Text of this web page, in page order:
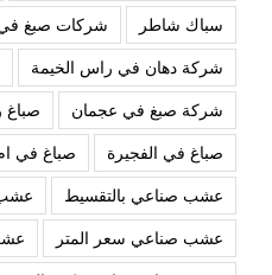
سباك شاطر
شركات صبغ في
شركة دهان في راس الخيمة
شركة صبغ في عجمان
صباغ في الفجيرة
صباغ في
عشب صناعي بالتقسيط
عشب
عشب صناعي سعر المتر